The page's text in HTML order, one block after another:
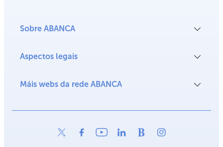
Sobre ABANCA
Aspectos legais
Máis webs da rede ABANCA